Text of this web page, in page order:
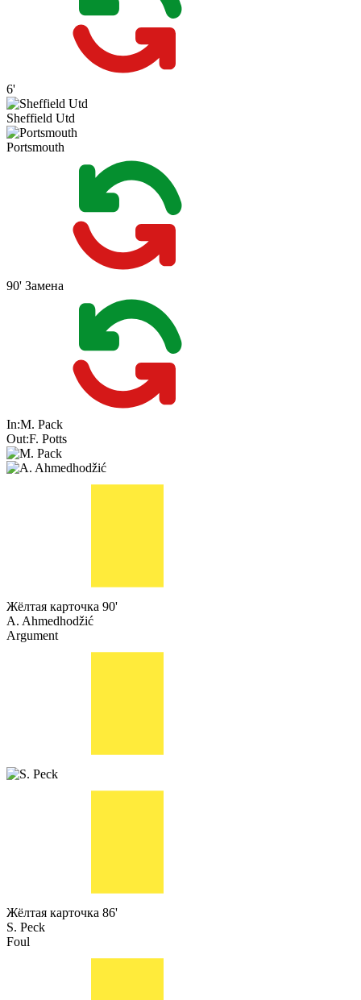
6'
Sheffield Utd
Portsmouth
90' Замена
In:M. Pack
Out:F. Potts
Жёлтая карточка 90'
A. Ahmedhodžić
Argument
Жёлтая карточка 86'
S. Peck
Foul